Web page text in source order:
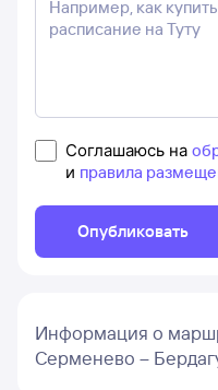
Соглашаюсь на
и правила
Опубликовать
Информация о
Серменево –